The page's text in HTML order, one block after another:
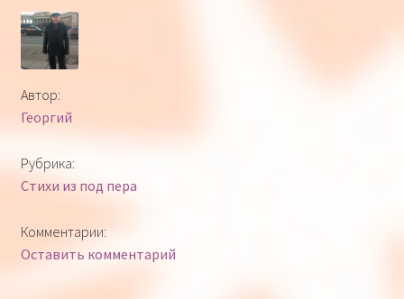
Автор:
Георгий
Рубрика:
Стихи из под пера
Комментарии:
Оставить комментарий